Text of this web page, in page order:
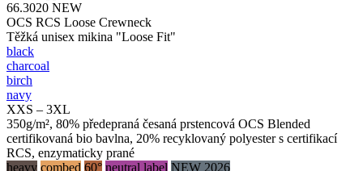
66.3020 NEW
OCS RCS Loose Crewneck
Těžká unisex mikina "Loose Fit"
black
charcoal
birch
navy
XXS – 3XL
350g/m², 80% předepraná česaná prstencová OCS Blended
certifikovaná bio bavlna, 20% recyklovaný polyester s certifikací
RCS, enzymaticky prané
heavy combed 60° neutral label NEW 2026